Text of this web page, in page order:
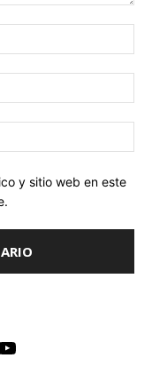
y sitio web en este